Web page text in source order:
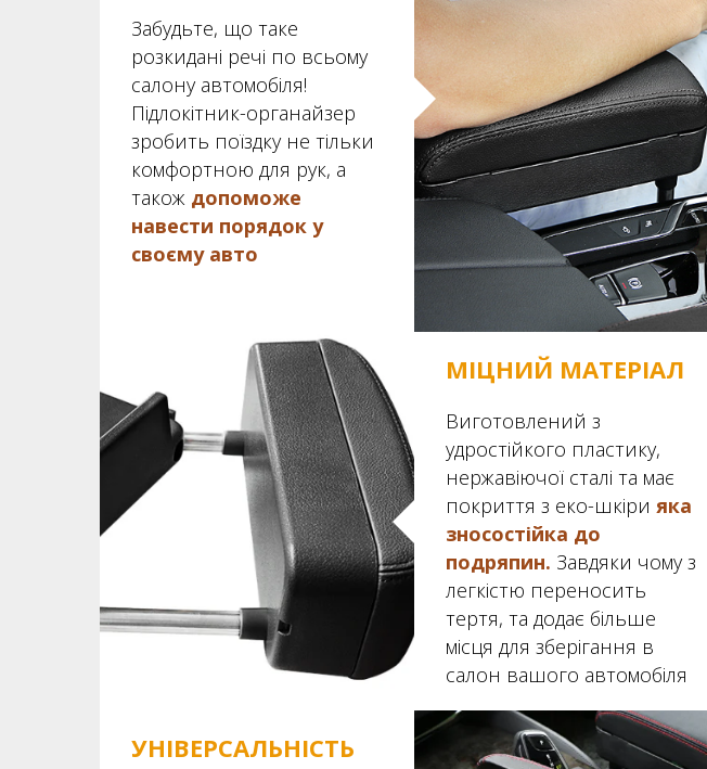
Забудьте, що таке
розкидані речі по всьому
салону автомобіля!
Підлокітник-органайзер
зробить поїздку не тільки
комфортною для рук, а
також допоможе
навести порядок у
своєму авто
МІЦНИЙ МАТЕРІАЛ
Виготовлений з
удростійкого пластику,
нержавіючої сталі та має
покриття з еко-шкіри яка
зносостійка до
подряпин. Завдяки чому з
легкістю переносить
тертя, та додає більше
місця для зберігання в
салон вашого автомобіля
УНІВЕРСАЛЬНІСТЬ